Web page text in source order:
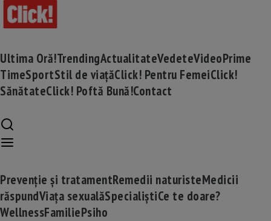
Ultima Oră!TrendingActualitateVedeteVideoPrime
TimeSportStil de viațăClick! Pentru FemeiClick!
SănătateClick! Poftă Bună!Contact
Prevenție și tratamentRemedii naturisteMedicii
răspundViața sexualăSpecialiștiCe te doare?
WellnessFamiliePsiho